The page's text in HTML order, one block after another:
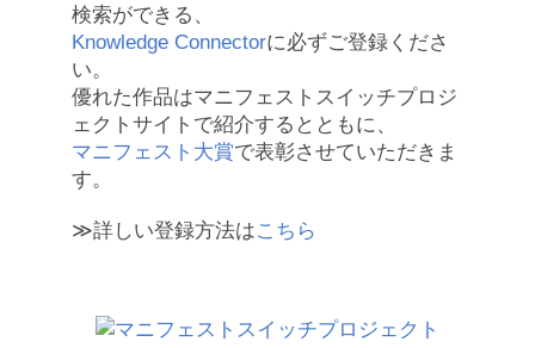
検索ができる、
Knowledge Connectorに必ずご登録くださ
い。
優れた作品はマニフェストスイッチプロジ
ェクトサイトで紹介するとともに、
マニフェスト大賞で表彰させていただきま
す。
≫詳しい登録方法はこちら